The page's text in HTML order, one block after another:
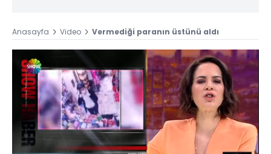
Anasayfa Video Vermediği paranın üstünü aldı